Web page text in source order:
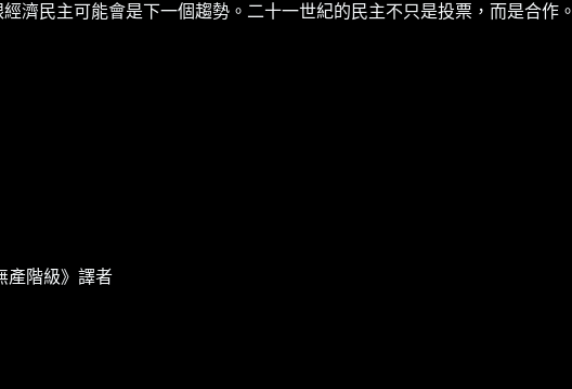
濟民主可能會是下一個趨勢。二十一世紀的民主不只是投票，而是合作。
產階級》譯者